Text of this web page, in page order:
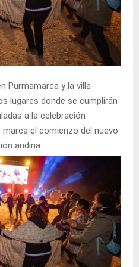
Purmamarca y la villa
lugares donde se cumplirán
a la celebración
el comienzo del nuevo
andina.